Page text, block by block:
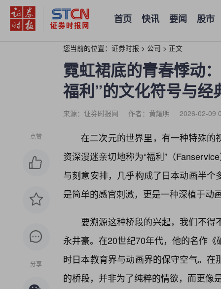
首页 快讯 要闻 股市
您当前的位置： 证券时报 > 公司 > 正文
霓虹裙底的青春悸动
福利”的文化符号与经
来源：证券时报网 作者：黄耀明 2026-02-09
点赞
分享
在二次元的世界里，有一种特殊的
资深漫迷亲切地称为“福利”（
与刻意安排，几乎构成了日本动画半
是简单的感官刺激，更是一种深植于动
要溯源这种桥段的兴起，我们不
永井豪。在20世纪70年代，他的名作
时日本教育界与动画界的保守空气。
的桥段，并非为了纯粹的情欲，而更像